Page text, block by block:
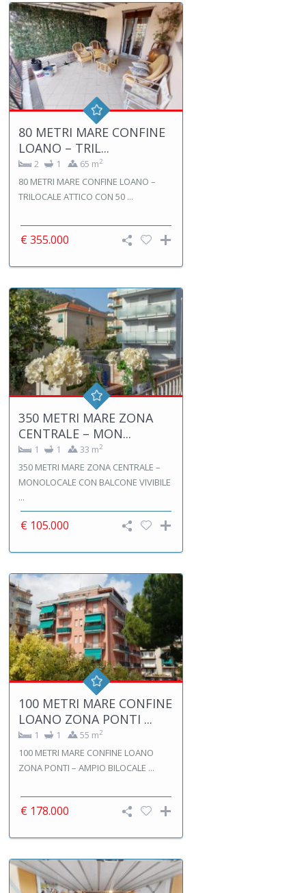
80 METRI MARE CONFINE
LOANO – TRIL...
2 1 65 m2
80 METRI MARE CONFINE LOANO –
TRILOCALE ATTICO CON 50 ...
€ 355.000
350 METRI MARE ZONA
CENTRALE – MON...
1 1 33 m2
350 METRI MARE ZONA CENTRALE –
MONOLOCALE CON BALCONE VIVIBILE
...
€ 105.000
100 METRI MARE CONFINE
LOANO ZONA PONTI ...
1 1 55 m2
100 METRI MARE CONFINE LOANO
ZONA PONTI – AMPIO BILOCALE ...
€ 178.000